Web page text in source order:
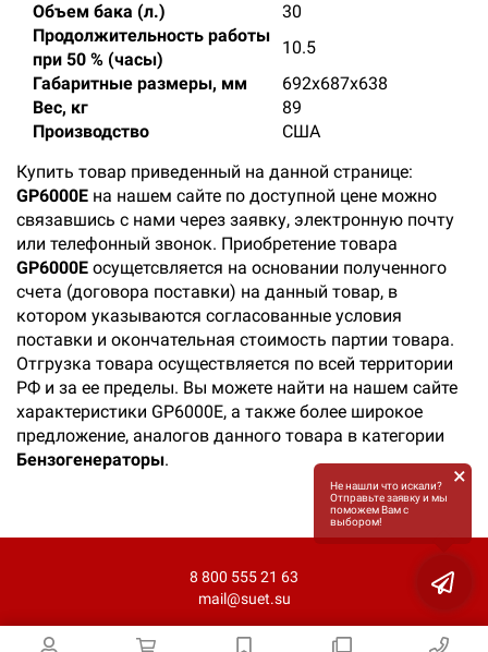
Объем бака (л.)
30
Продолжительность работы
при 50 % (часы)
10.5
Габаритные размеры, мм
692х687х638
Вес, кг
89
Производство
США
Купить товар приведенный на данной странице:
GP6000E на нашем сайте по доступной цене можно
связавшись с нами через заявку, электронную почту
или телефонный звонок. Приобретение товара
GP6000E осущетсвляется на основании полученного
счета (договора поставки) на данный товар, в
котором указываются согласованные условия
поставки и окончательная стоимость партии товара.
Отгрузка товара осуществляется по всей территории
РФ и за ее пределы. Вы можете найти на нашем сайте
характеристики GP6000E, а также более широкое
предложение, аналогов данного товара в категории
Бензогенераторы.
8 800 555 21 63
mail@suet.su
Не нашли что искали?
Отправьте заявку и мы
поможем Вам с
выбором!
×